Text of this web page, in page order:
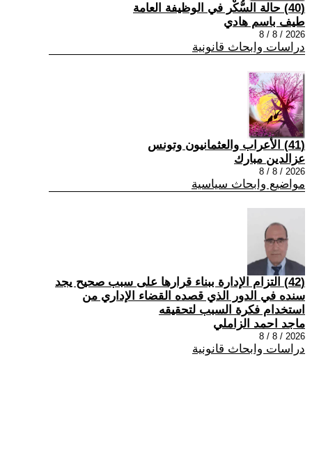
(40) حالة السُّكْر في الوظيفة العامة
طيف باسم هادي
2026 / 8 / 8
دراسات وابحاث قانونية
(41) الأعراب والعثمانيون وتونس
عزالدين مبارك
2026 / 8 / 8
مواضيع وابحاث سياسية
(42) التزام الإدارة ببناء قرارها على سبب صحیح یجد
سنده في الدور الذي قصده القضاء الإداري من
استخدام فكرة السبب لتحقیقه
ماجد احمد الزاملي
2026 / 8 / 8
دراسات وابحاث قانونية